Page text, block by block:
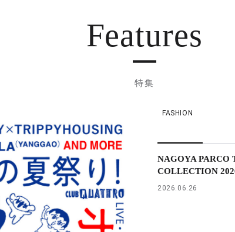
Features
特集
FASHION
NAGOYA PARCO
COLLECTION
2026.06.26